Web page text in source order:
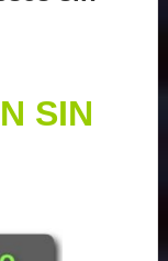
SIN